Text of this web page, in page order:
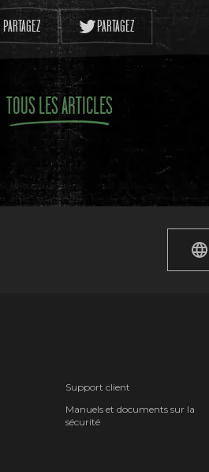
PARTAGEZ PARTAGEZ
TOUS LES ARTICLES
Support client
Manuels et documents sur la
sécurité